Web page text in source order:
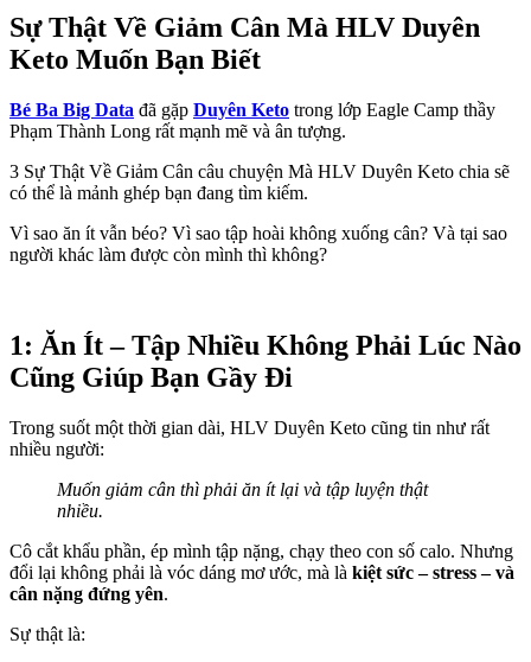
Sự Thật Về Giảm Cân Mà HLV Duyên
Keto Muốn Bạn Biết
Bé Ba Big Data đã gặp Duyên Keto trong lớp Eagle Camp thầy
Phạm Thành Long rất mạnh mẽ và ân tượng.
3 Sự Thật Về Giảm Cân câu chuyện Mà HLV Duyên Keto chia sẽ
có thể là mảnh ghép bạn đang tìm kiếm.
Vì sao ăn ít vẫn béo? Vì sao tập hoài không xuống cân? Và tại sao
người khác làm được còn mình thì không?
1: Ăn Ít – Tập Nhiều Không Phải Lúc Nào
Cũng Giúp Bạn Gầy Đi
Trong suốt một thời gian dài, HLV Duyên Keto cũng tin như rất
nhiều người:
Muốn giảm cân thì phải ăn ít lại và tập luyện thật
nhiều.
Cô cắt khẩu phần, ép mình tập nặng, chạy theo con số calo. Nhưng
đổi lại không phải là vóc dáng mơ ước, mà là kiệt sức – stress – và
cân nặng đứng yên.
Sự thật là: